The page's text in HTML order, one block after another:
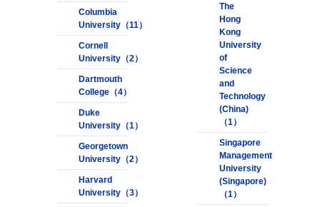
Columbia
University（11）
Cornell
University（2）
Dartmouth
College（4）
Duke
University（1）
Georgetown
University（2）
Harvard
University（3）
The
Hong
Kong
University
of
Science
and
Technology
(China)
（1）
Singapore
Management
University
(Singapore)
（1）